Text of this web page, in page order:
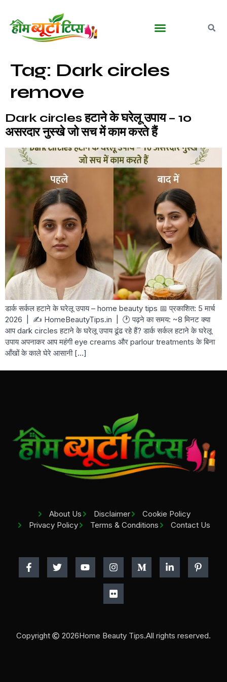
Tag: Dark circles
remove
Dark circles हटाने के घरेलू उपाय – 10
असरदार नुस्खे जो सच में काम करते हैं
डार्क सर्कल हटाने के घरेलू उपाय – home beauty tips 📅 प्रकाशित: 5 मार्च
2026 | ✍️ HomeBeautyTips.in | 🕐 पढ़ने का समय: ~8 मिनट क्या
आप dark circles हटाने के घरेलू उपाय ढूंढ रहे हैं? डार्क सर्कल हटाने के घरेलू
उपाय अपनाकर आप महंगी eye creams और parlour treatments के बिना
आँखों के काले घेरे आसानी […]
About Us Disclaimer
Cookie Policy
Privacy Policy
Terms & Conditions Contact Us
Copyright 2026Home Beauty Tips.All rights reserved.